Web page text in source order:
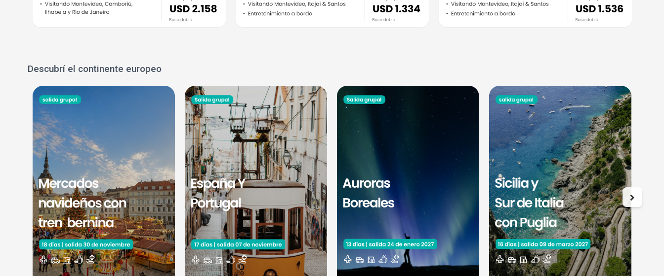
Descubrí el continente europeo